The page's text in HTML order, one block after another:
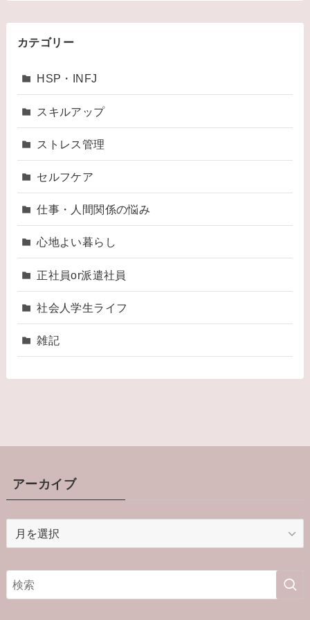
カテゴリー
HSP・INFJ
スキルアップ
ストレス管理
セルフケア
仕事・人間関係の悩み
心地よい暮らし
正社員or派遣社員
社会人学生ライフ
雑記
アーカイブ
イ
ブ